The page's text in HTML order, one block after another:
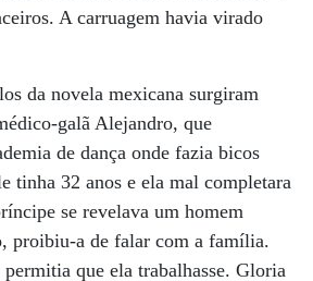
A carruagem havia virado
da novela mexicana surgiram
galã Alejandro, que
de dança onde fazia bicos
tinha 32 anos e ela mal completara
se revelava um homem
proibiu-a de falar com a família.
que ela trabalhasse. Gloria